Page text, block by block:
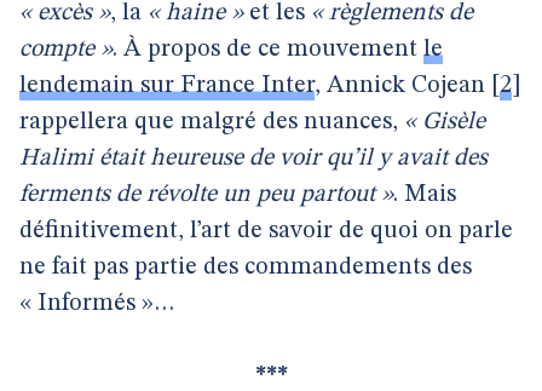
« excès », la « haine »et les « règlements de
compte ». À propos de ce mouvement le
lendemain sur France Inter, Annick Cojean 2
rappellera que malgré des nuances, « Gisèle
Halimi était heureuse de voir qu’il y avait des
ferments de révolte un peu partout ». Mais
définitivement, l’art de savoir de quoi on parle
ne fait pas partie des commandements des
« Informés »…
***